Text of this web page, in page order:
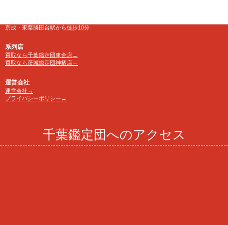
京成・東葉勝田台駅から徒歩10分
系列店
買取なら千葉鑑定団東金店→
買取なら茨城鑑定団神栖店→
運営会社
運営会社→
プライバシーポリシー→
千葉鑑定団へのアクセス